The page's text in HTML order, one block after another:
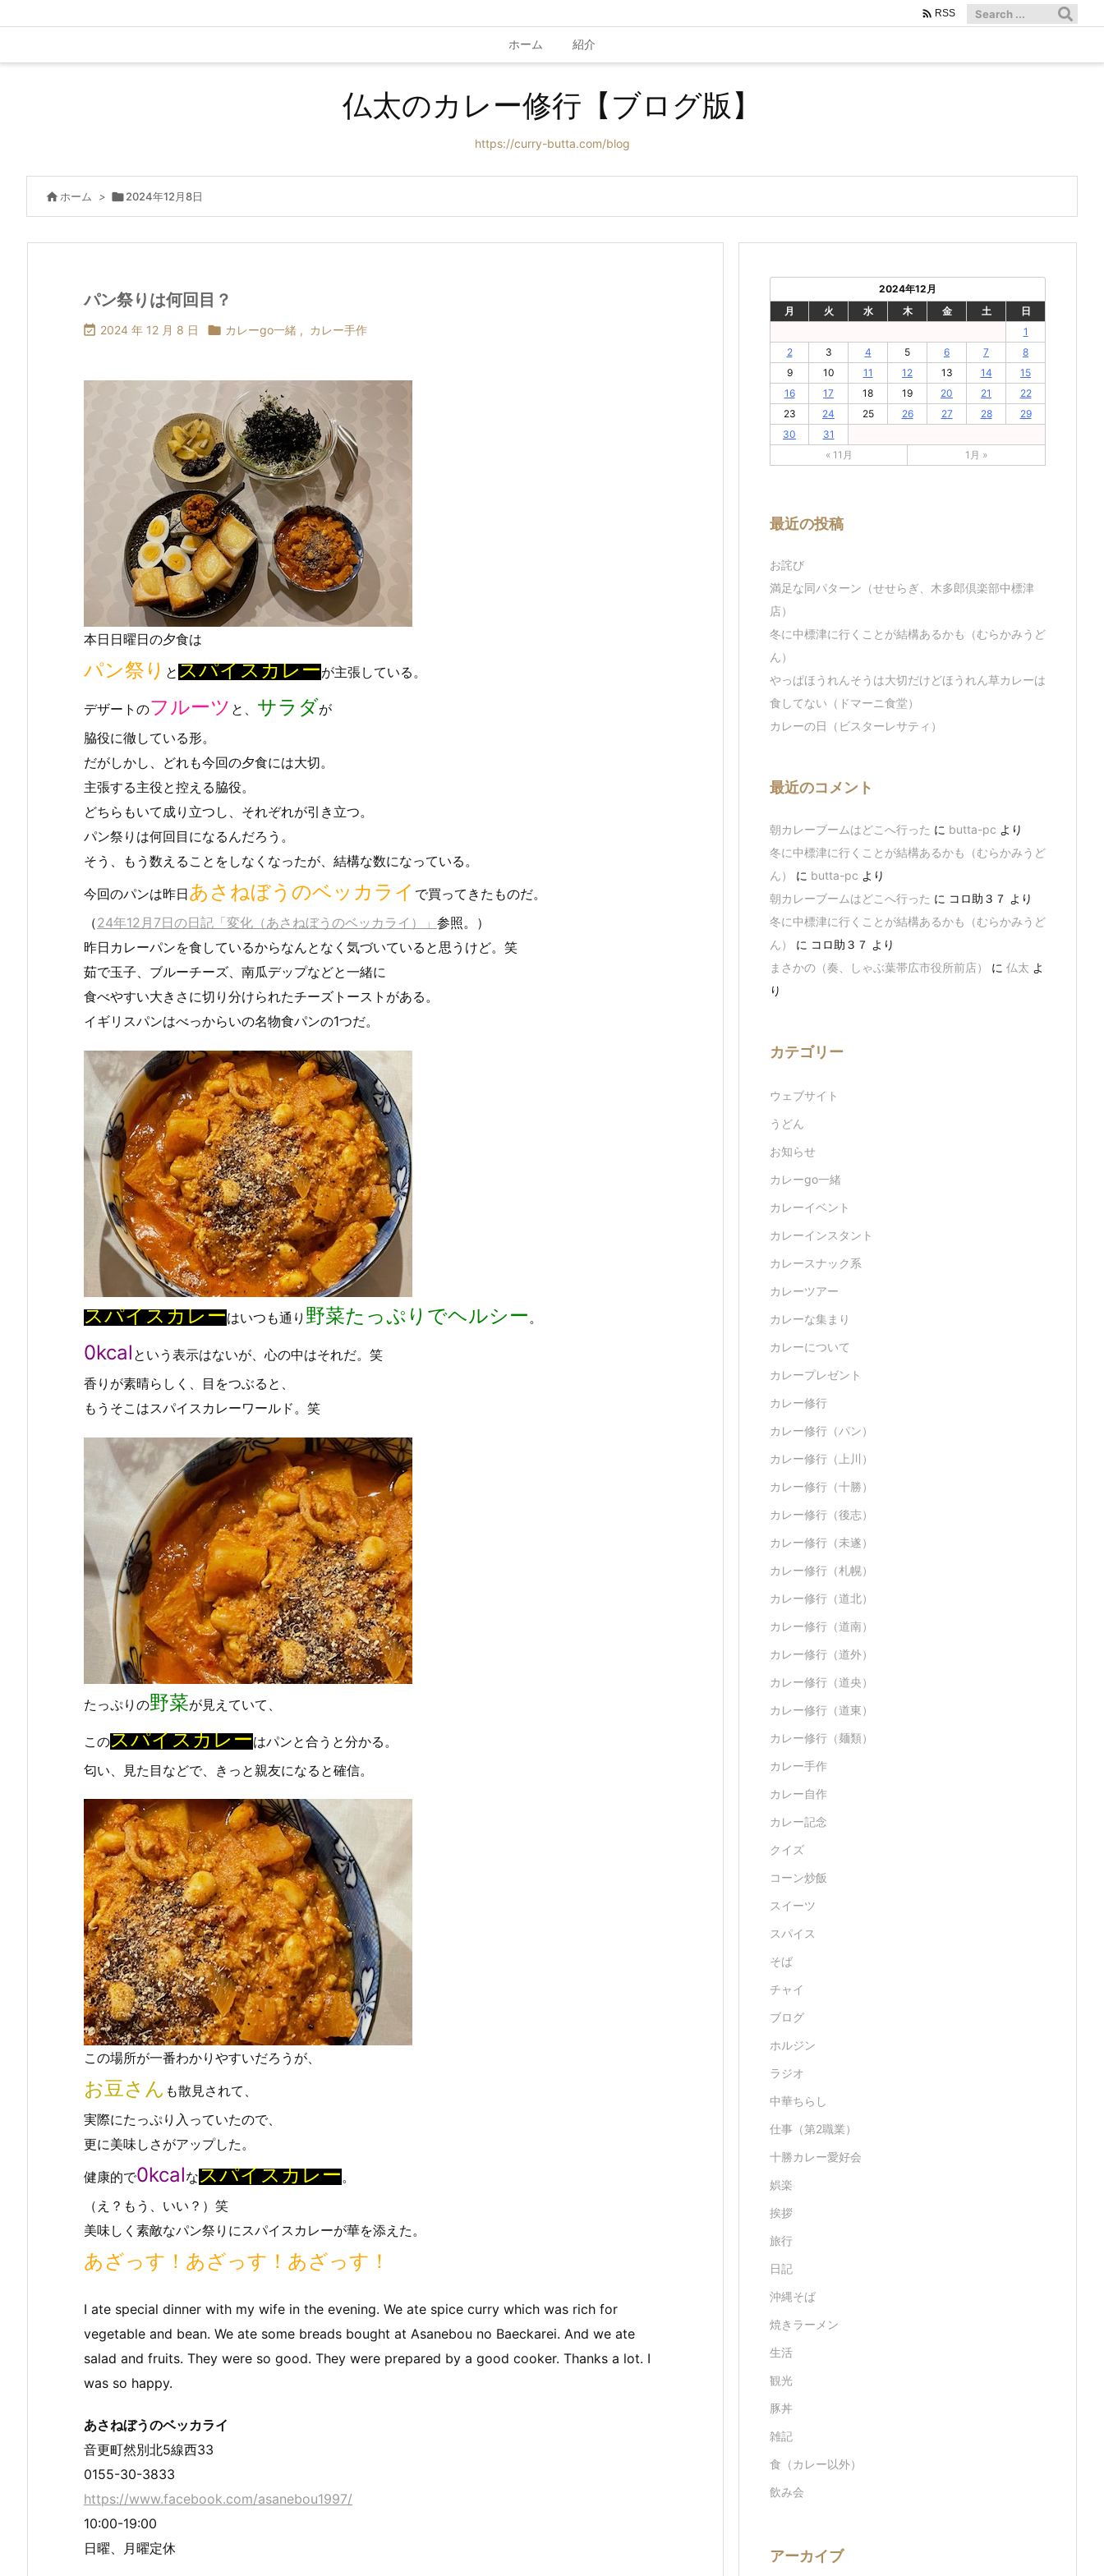
ホーム 紹介
 RSS
仏太のカレー修行【ブログ版】
https://curry-butta.com/blog
 ホーム > 2024年12月8日
パン祭りは何回目？
 2024 年 12 月 8 日  カレーgo一緒 , カレー手作
本日日曜日の夕食は
パン祭り とスパイスカレーが主張している。
デザートのフルーツ と、 サラダが
脇役に徹している形。
だがしかし、どれも今回の夕食には大切。
主張する主役と控える脇役。
どちらもいて成り立つし、それぞれが引き立つ。
パン祭りは何回目になるんだろう。
そう、もう数えることをしなくなったが、結構な数になっている。
今回のパンは昨日あさねぼうのベッカライ で買ってきたものだ。
（24年12月7日の日記「変化（あさねぼうのベッカライ）」 参照。）
昨日カレーパンを食しているからなんとなく気づいていると思うけど。笑
茹で玉子、ブルーチーズ、南瓜デップなどと一緒に
食べやすい大きさに切り分けられたチーズトーストがある。
イギリスパンはべっからいの名物食パンの1つだ。
スパイスカレーはいつも通り 野菜たっぷりでヘルシー 。
0kcal という表示はないが、心の中はそれだ。笑
香りが素晴らしく、目をつぶると、
もうそこはスパイスカレーワールド。笑
たっぷりの野菜が見えていて、
このスパイスカレーはパンと合うと分かる。
匂い、見た目などで、きっと親友になると確信。
この場所が一番わかりやすいだろうが、
お豆さん も散見されて、
実際にたっぷり入っていたので、
更に美味しさがアップした。
健康的で0kcalなスパイスカレー。
（え？もう、いい？）笑
美味しく素敵なパン祭りにスパイスカレーが華を添えた。
あざっす！あざっす！あざっす！
I ate special dinner with my wife in the evening. We ate spice curry which was rich for
vegetable and bean. We ate some breads bought at Asanebou no Baeckarei. And we ate
salad and fruits. They were so good. They were prepared by a good cooker. Thanks a lot. I
was so happy.
あさねぼうのベッカライ
音更町然別北5線西33
0155-30-3833
https://www.facebook.com/asanebou1997/
10:00-19:00
日曜、月曜定休
2024年12月
月
火 水 木 金 土
日
1
2
3 4 5 6 7
8
9
10 11 12 13 14
15
16
17 18 19 20 21
22
23
24 25 26 27 28
29
30
31
« 11月
1月 »
最近の投稿
お詫び
満足な同パターン（せせらぎ、木多郎倶楽部中標津
店）
冬に中標津に行くことが結構あるかも（むらかみうど
ん）
やっぱほうれんそうは大切だけどほうれん草カレーは
食してない（ドマーニ食堂）
カレーの日（ビスターレサティ）
最近のコメント
朝カレーブームはどこへ行った に butta-pc より
冬に中標津に行くことが結構あるかも（むらかみうど
ん）
に butta-pc より
朝カレーブームはどこへ行った に コロ助３７ より
冬に中標津に行くことが結構あるかも（むらかみうど
ん）
に コロ助３７ より
まさかの（奏、しゃぶ葉帯広市役所前店）
に 仏太 よ
り
カテゴリー
ウェブサイト
うどん
お知らせ
カレーgo一緒
カレーイベント
カレーインスタント
カレースナック系
カレーツアー
カレーな集まり
カレーについて
カレープレゼント
カレー修行
カレー修行（パン）
カレー修行（上川）
カレー修行（十勝）
カレー修行（後志）
カレー修行（未遂）
カレー修行（札幌）
カレー修行（道北）
カレー修行（道南）
カレー修行（道外）
カレー修行（道央）
カレー修行（道東）
カレー修行（麺類）
カレー手作
カレー自作
カレー記念
クイズ
コーン炒飯
スイーツ
スパイス
そば
チャイ
ブログ
ホルジン
ラジオ
中華ちらし
仕事（第2職業）
十勝カレー愛好会
娯楽
挨拶
旅行
日記
沖縄そば
焼きラーメン
生活
観光
豚丼
雑記
食（カレー以外）
飲み会
アーカイブ